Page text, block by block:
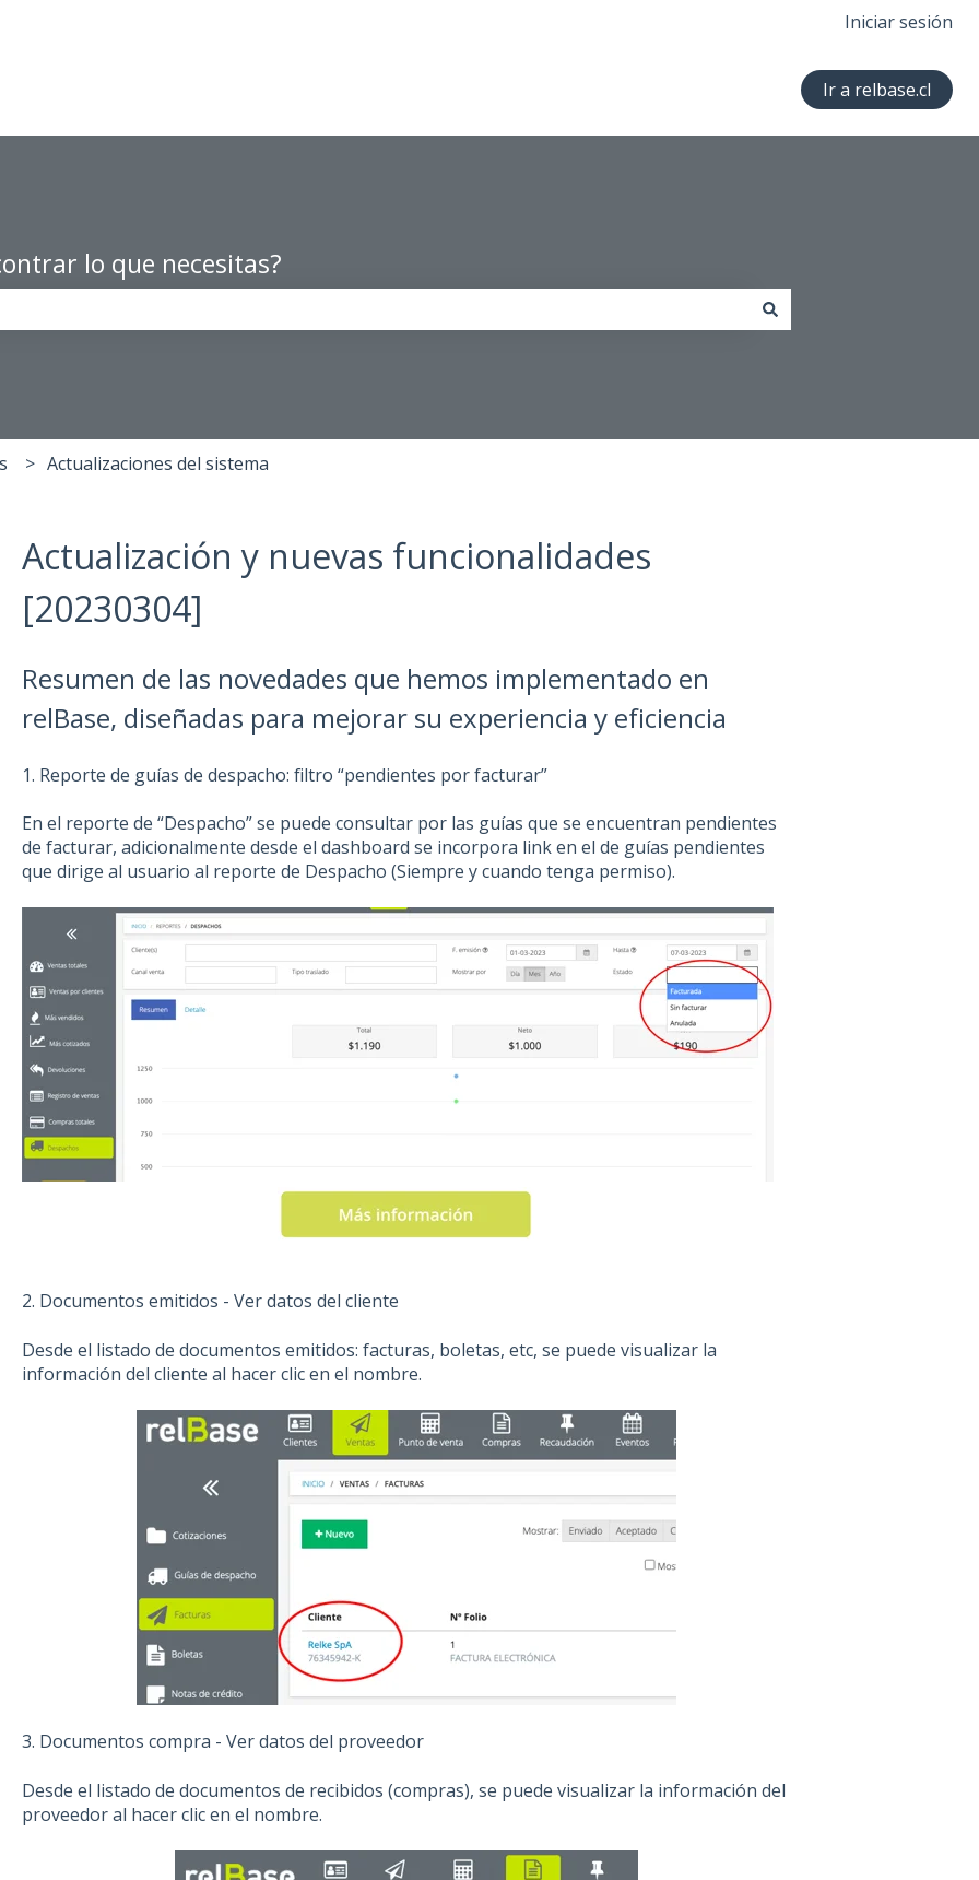
Iniciar sesión
Ir a relbase.cl
lo que necesitas?
Actualizaciones del sistema
Actualización y nuevas funcionalidades
[20230304]
Resumen de las novedades que hemos implementado en
relBase, diseñadas para mejorar su experiencia y eficiencia
1. Reporte de guías de despacho: filtro “pendientes por facturar”
En el reporte de “Despacho” se puede consultar por las guías que se encuentran pendientes
de facturar, adicionalmente desde el dashboard se incorpora link en el de guías pendientes
que dirige al usuario al reporte de Despacho (Siempre y cuando tenga permiso).
2. Documentos emitidos - Ver datos del cliente
Desde el listado de documentos emitidos: facturas, boletas, etc, se puede visualizar la
información del cliente al hacer clic en el nombre.
3. Documentos compra - Ver datos del proveedor
Desde el listado de documentos de recibidos (compras), se puede visualizar la información del
proveedor al hacer clic en el nombre.